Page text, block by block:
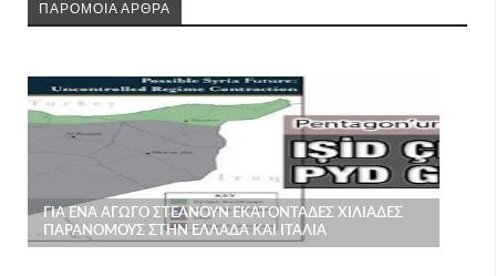
ΠΑΡΟΜΟΙΑ ΑΡΘΡΑ